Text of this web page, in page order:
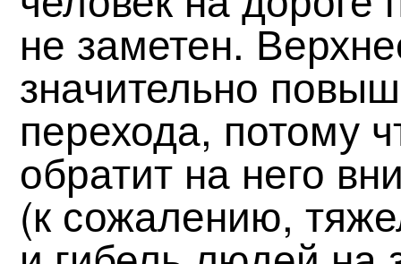
не заметен.
значительно
перехода, потому
обратит на него
(к сожалению,